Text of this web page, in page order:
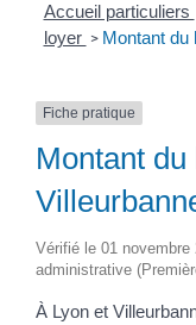
Accueil particuliers
loyer > Montant du
Fiche pratique
Montant
Vérifié le 01
administrative
À Lyon et